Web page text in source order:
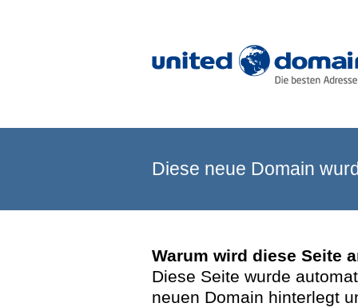
Diese neue Domain
Warum wird diese Seite
Diese Seite wurde
neuen Domain hinterlegt